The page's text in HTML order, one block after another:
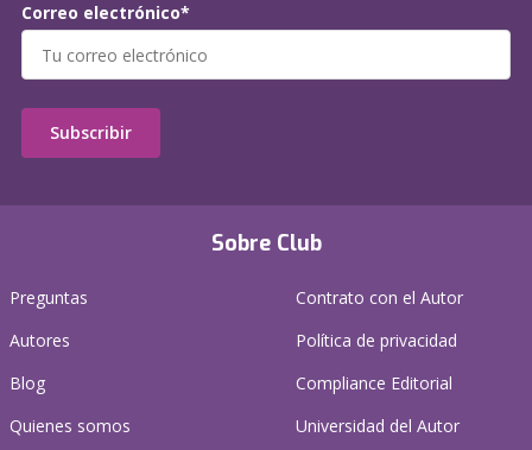
Sobre Club
Preguntas
Autores
Blog
Quienes somos
Contrato con el Autor
Política de privacidad
Compliance Editorial
Universidad del Autor
Correo electrónico*
Subscribir